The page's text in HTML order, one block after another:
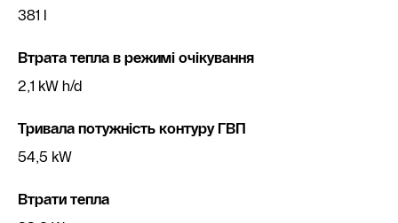
381 l
Втрата тепла в режимі очікування
2,1 kW h/d
Тривала потужність контуру ГВП
54,5 kW
Втрати тепла